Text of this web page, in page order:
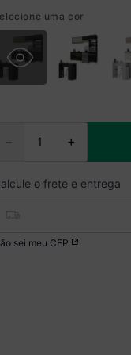
uma cor
＋
－
sei meu CEP